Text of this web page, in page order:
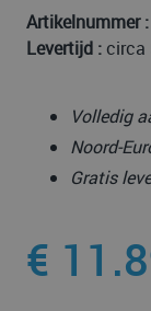
Artikelnummer :
Levertijd :circa
Volledig
Noord-
Gratis
€